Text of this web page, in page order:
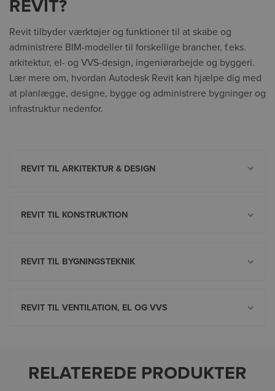
REVIT?
Revit tilbyder værktøjer og funktioner til at skabe og
administrere BIM-modeller til forskellige brancher, f.eks.
arkitektur, el- og VVS-design, ingeniørarbejde og byggeri.
Lær mere om, hvordan Autodesk Revit kan hjælpe dig med
at planlægge, designe, bygge og administrere bygninger og
infrastruktur nedenfor.
REVIT TIL ARKITEKTUR & DESIGN
REVIT TIL KONSTRUKTION
REVIT TIL BYGNINGSTEKNIK
REVIT TIL VENTILATION, EL OG VVS
RELATEREDE PRODUKTER